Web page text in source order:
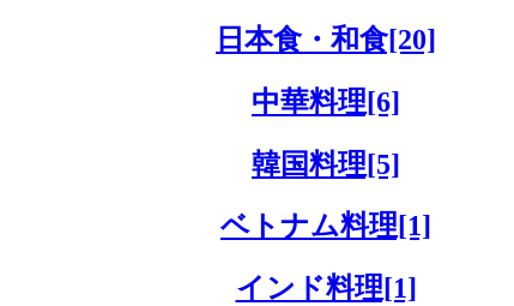
日本食・和食[20]
中華料理[6]
韓国料理[5]
ベトナム料理[1]
インド料理[1]